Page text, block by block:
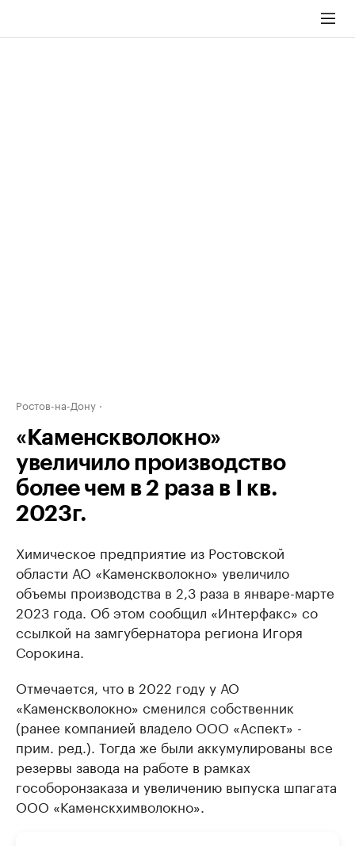
Ростов-на-Дону
«Каменскволокно»
увеличило производство
более чем в 2 раза в I кв.
2023г.
Химическое предприятие из Ростовской
области АО «Каменскволокно» увеличило
объемы производства в 2,3 раза в январе-марте
2023 года. Об этом сообщил «Интерфакс» со
ссылкой на замгубернатора региона Игоря
Сорокина.
Отмечается, что в 2022 году у АО
«Каменскволокно» сменился собственник
(ранее компанией владело ООО «Аспект» -
прим. ред.). Тогда же были аккумулированы все
резервы завода на работе в рамках
гособоронзаказа и увеличению выпуска шпагата
ООО «Каменскхимволокно».